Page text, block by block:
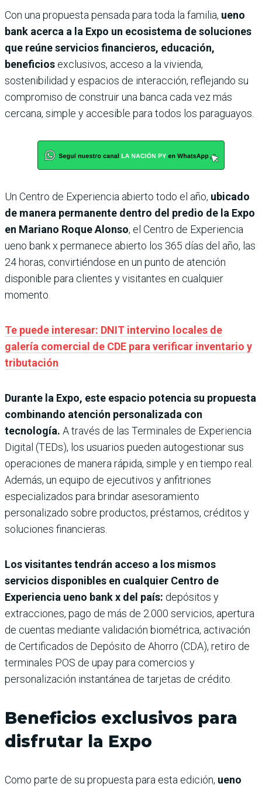
Con una propuesta pensada para toda la familia, ueno
bank acerca a la Expo un ecosistema de soluciones
que reúne servicios financieros, educación,
beneficios exclusivos, acceso a la vivienda,
sostenibilidad y espacios de interacción, reflejando su
compromiso de construir una banca cada vez más
cercana, simple y accesible para todos los paraguayos.
Un Centro de Experiencia abierto todo el año, ubicado
de manera permanente dentro del predio de la Expo
en Mariano Roque Alonso, el Centro de Experiencia
ueno bank x permanece abierto los 365 días del año, las
24 horas, convirtiéndose en un punto de atención
disponible para clientes y visitantes en cualquier
momento.
Te puede interesar: DNIT intervino locales de
galería comercial de CDE para verificar inventario y
tributación
Durante la Expo, este espacio potencia su propuesta
combinando atención personalizada con
tecnología. A través de las Terminales de Experiencia
Digital (TEDs), los usuarios pueden autogestionar sus
operaciones de manera rápida, simple y en tiempo real.
Además, un equipo de ejecutivos y anfitriones
especializados para brindar asesoramiento
personalizado sobre productos, préstamos, créditos y
soluciones financieras.
Los visitantes tendrán acceso a los mismos
servicios disponibles en cualquier Centro de
Experiencia ueno bank x del país: depósitos y
extracciones, pago de más de 2.000 servicios, apertura
de cuentas mediante validación biométrica, activación
de Certificados de Depósito de Ahorro (CDA), retiro de
terminales POS de upay para comercios y
personalización instantánea de tarjetas de crédito.
Beneficios exclusivos para
disfrutar la Expo
Como parte de su propuesta para esta edición, ueno